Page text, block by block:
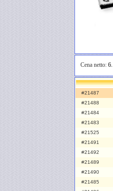
Cena netto:
#21487
#21488
#21484
#21483
#21525
#21491
#21492
#21489
#21490
#21485